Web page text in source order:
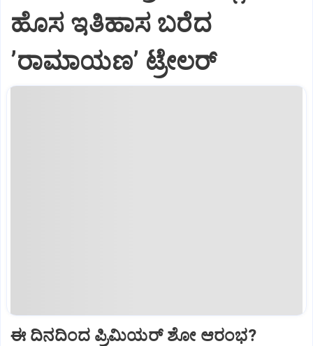
ಹೊಸ ಇತಿಹಾಸ ಬರೆದ
ʼರಾಮಾಯಣʼ ಟ್ರೇಲರ್
ಈ ದಿನದಿಂದ ಪ್ರಿಮಿಯರ್‌ ಶೋ ಆರಂಭ?